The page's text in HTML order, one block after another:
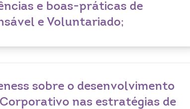
e boas-práticas de
e Voluntariado;
sobre o desenvolvimento
nas estratégias de